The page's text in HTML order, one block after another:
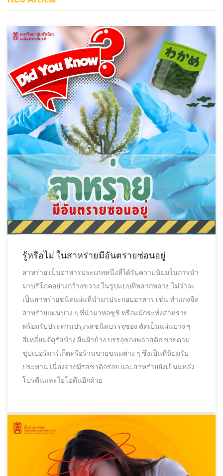
รู้หรือไม่ ในสาหร่ายมีอันตรายซ่อนอยู่
สาหร่าย เป็นอาหารประเภทหนึ่งที่ได้รับความนิยมในการนำ
มาบริโภคอย่างกว้างขวาง ในรูปแบบที่หลากหลาย ไม่ว่าจะ
เป็นสาหร่ายชนิดแผ่นที่นำมาประกอบอาหาร เช่น ทำแกงจืด
สาหร่ายแผ่นบาง ๆ ที่นำมาห่อซูชิ หรือแม้กระทั่งสาหร่าย
พร้อมรับประทานปรุงรสชนิดบรรจุซอง ตัดเป็นแผ่นบาง ๆ
สี่เหลี่ยมจัตุรัสบ้าง ผืนผ้าบ้าง บรรจุซองพลาสติก ขายตาม
ซุปเปอร์มาร์เก็ตหรือร้านขายขนมต่าง ๆ ซึ่งเป็นที่นิยมรับ
ประทาน เนื่องจากมีรสชาติอร่อย และสาหร่ายยังเป็นแหล่ง
โปรตีนและไอโอดีนอีกด้วย